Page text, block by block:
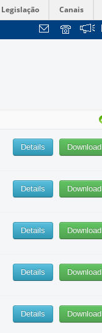
Legislação Canais
Download
Details
Download
Details
Download
Details
Download
Details
Download
Details